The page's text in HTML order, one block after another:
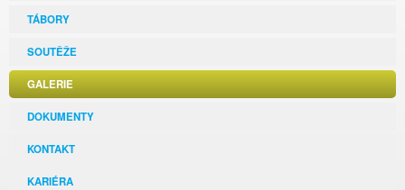
TÁBORY
SOUTĚŽE
GALERIE
DOKUMENTY
KONTAKT
KARIÉRA